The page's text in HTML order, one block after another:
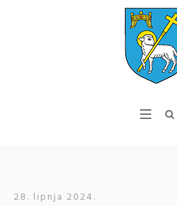
28. lipnja 2024.